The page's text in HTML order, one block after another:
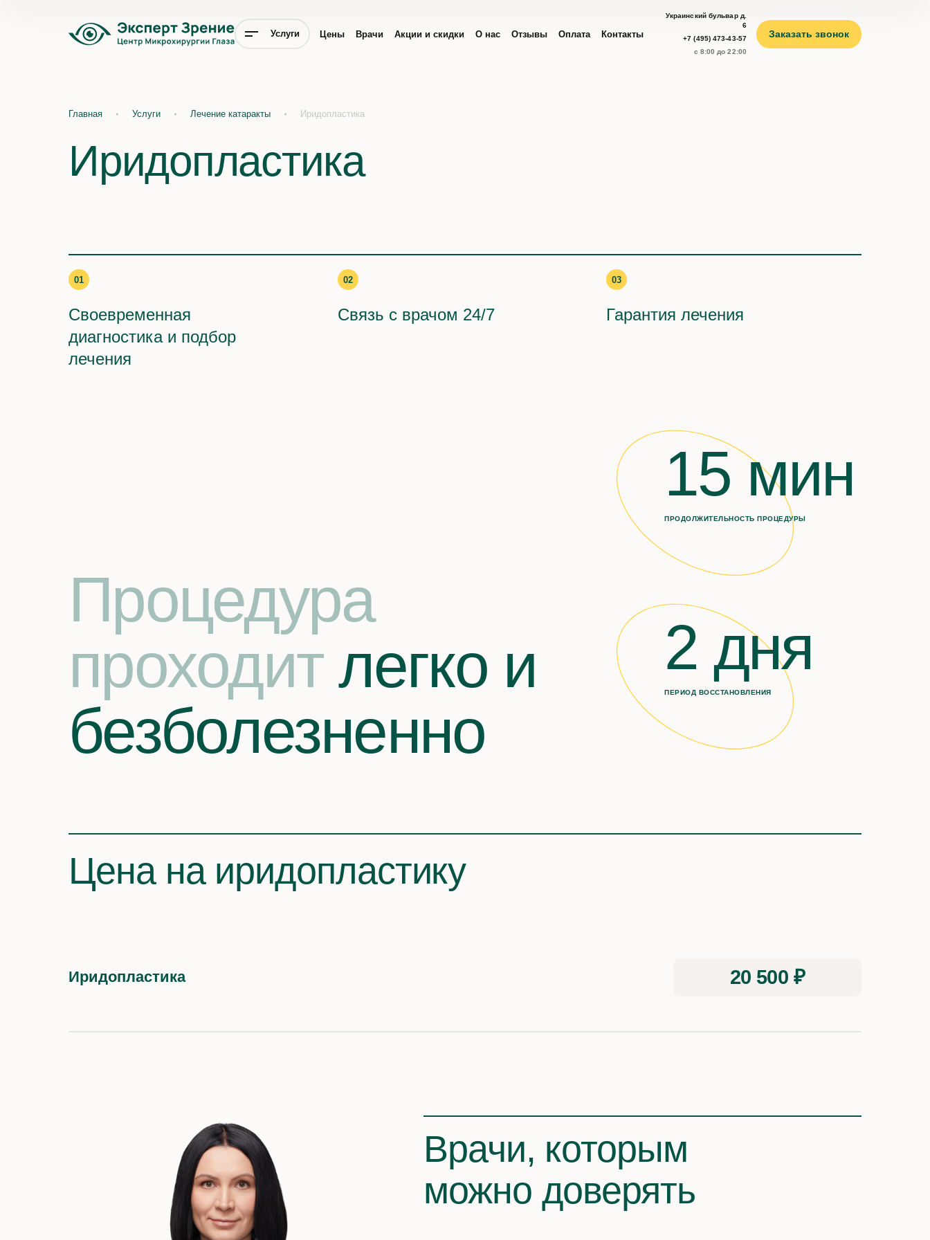
Услуги Цены Врачи Акции и скидки О нас Отзывы Оплата Контакты
Украинский бульвар д.
6
+7 (495) 473-43-57
с 8:00 до 22:00
Заказать звонок
Главная Услуги Лечение катаракты Иридопластика
Иридопластика
01
Своевременная
диагностика и подбор
лечения
02
Связь с врачом 24/7
03
Гарантия лечения
Процедура
проходитлегко и
безболезненно
15 мин
ПРОДОЛЖИТЕЛЬНОСТЬ ПРОЦЕДУРЫ
2 дня
ПЕРИОД ВОССТАНОВЛЕНИЯ
Цена на иридопластику
Иридопластика 20 500 ₽
Врачи, которым
можно доверять